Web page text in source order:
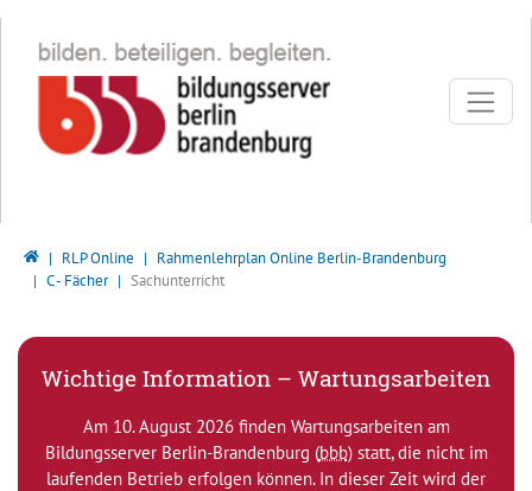
Bildungsserver Berlin - Brandenburg
RLP Online
Rahmenlehrplan Online Berlin-Brandenburg
C - Fächer
Sachunterricht
Wichtige Information – Wartungsarbeiten
Am 10. August 2026 finden Wartungsarbeiten am
Bildungsserver Berlin-Brandenburg (bbb) statt, die nicht im
laufenden Betrieb erfolgen können. In dieser Zeit wird der